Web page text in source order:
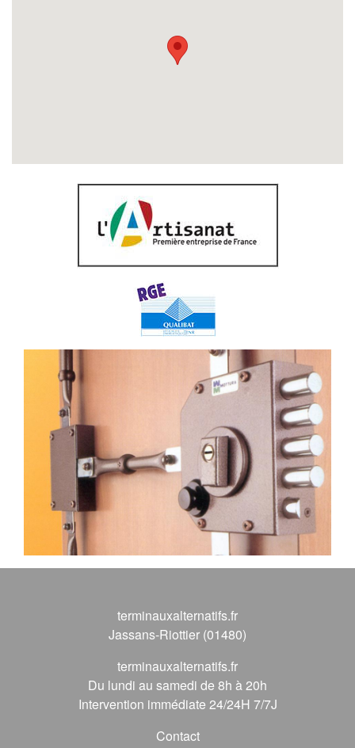
terminauxalternatifs.fr
Jassans-Riottier (01480)
terminauxalternatifs.fr
Du lundi au samedi de 8h à 20h
Intervention immédiate 24/24H 7/7J
Contact